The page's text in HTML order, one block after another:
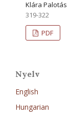
Klára Palotás
319-322
PDF
Nyelv
English
Hungarian